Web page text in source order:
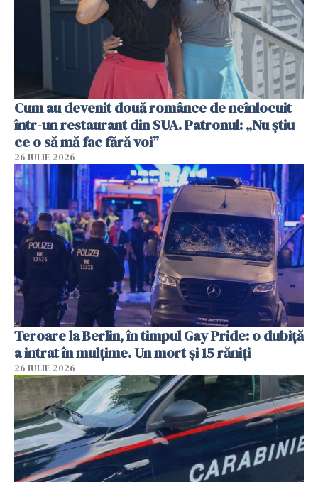
Cum au devenit două românce de neînlocuit
într-un restaurant din SUA. Patronul: „Nu știu
ce o să mă fac fără voi”
26 IULIE 2026
Teroare la Berlin, în timpul Gay Pride: o dubiță
a intrat în mulțime. Un mort și 15 răniți
26 IULIE 2026